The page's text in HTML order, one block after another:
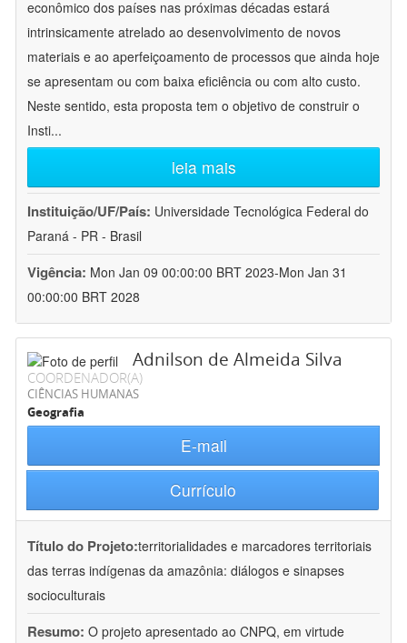
econômico dos países nas próximas décadas estará
intrinsicamente atrelado ao desenvolvimento de novos
materiais e ao aperfeiçoamento de processos que ainda hoje
se apresentam ou com baixa eficiência ou com alto custo.
Neste sentido, esta proposta tem o objetivo de construir o
Insti...
leia mais
Instituição/UF/País: Universidade Tecnológica Federal do
Paraná - PR - Brasil
Vigência: Mon Jan 09 00:00:00 BRT 2023-Mon Jan 31
00:00:00 BRT 2028
Adnilson de Almeida Silva
COORDENADOR(A)
CIÊNCIAS HUMANAS
Geografia
E-mail
Currículo
Título do Projeto:territorialidades e marcadores territoriais
das terras indígenas da amazônia: diálogos e sinapses
socioculturais
Resumo: O projeto apresentado ao CNPQ, em virtude